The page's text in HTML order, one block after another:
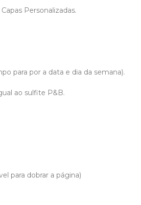
Personalizadas.
para por a data e dia da semana).
ao sulfite P&B.
para dobrar a página)